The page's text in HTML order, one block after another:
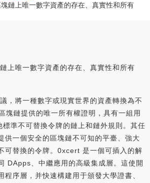
鏈上唯一數字資產的存在、真實性和所有
上唯一數字資產的存在、真實性和所有
，將一種數字或現實世界的資產轉換為不
塊鏈提供的唯一所有權證明，具有一組用
準不可替換令牌的鏈上和鏈外規則。其任
供一個安全的區塊鏈不可知的平臺、強大
可替換的令牌。0xcert 是一個可插入的解
DApps、中繼應用的高級集成層。這使開
程序層，并快速構建用于頒發大學證書、